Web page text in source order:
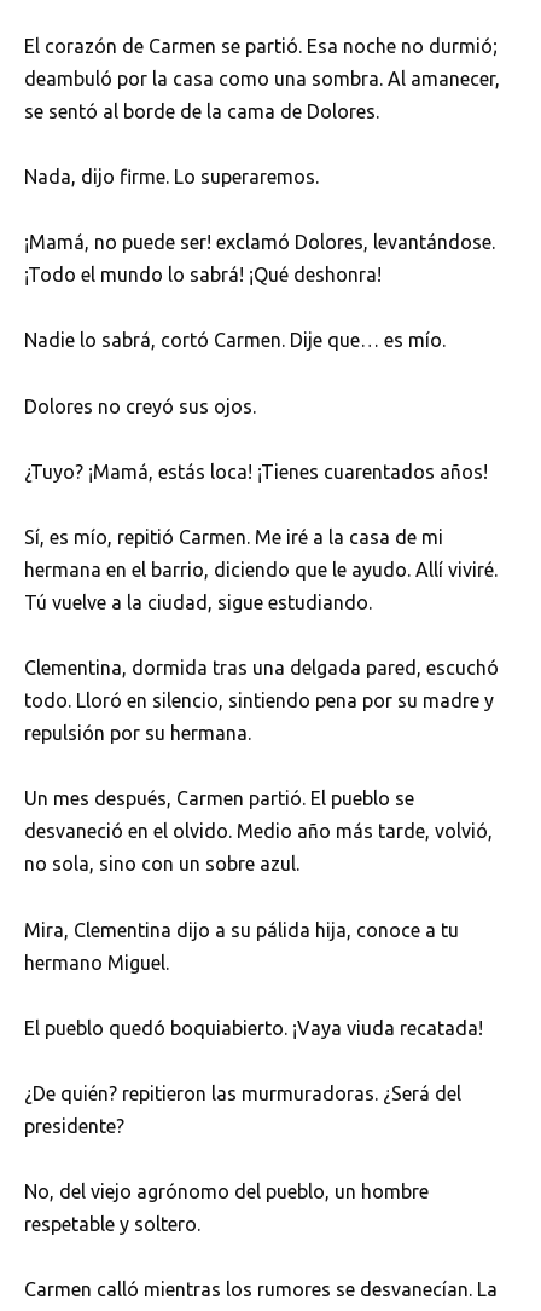
El corazón de Carmen se partió. Esa noche no durmió;
deambuló por la casa como una sombra. Al amanecer,
se sentó al borde de la cama de Dolores.
Nada, dijo firme. Lo superaremos.
¡Mamá, no puede ser! exclamó Dolores, levantándose.
¡Todo el mundo lo sabrá! ¡Qué deshonra!
Nadie lo sabrá, cortó Carmen. Dije que… es mío.
Dolores no creyó sus ojos.
¿Tuyo? ¡Mamá, estás loca! ¡Tienes cuarentados años!
Sí, es mío, repitió Carmen. Me iré a la casa de mi
hermana en el barrio, diciendo que le ayudo. Allí viviré.
Tú vuelve a la ciudad, sigue estudiando.
Clementina, dormida tras una delgada pared, escuchó
todo. Lloró en silencio, sintiendo pena por su madre y
repulsión por su hermana.
Un mes después, Carmen partió. El pueblo se
desvaneció en el olvido. Medio año más tarde, volvió,
no sola, sino con un sobre azul.
Mira, Clementina dijo a su pálida hija, conoce a tu
hermano Miguel.
El pueblo quedó boquiabierto. ¡Vaya viuda recatada!
¿De quién? repitieron las murmuradoras. ¿Será del
presidente?
No, del viejo agrónomo del pueblo, un hombre
respetable y soltero.
Carmen calló mientras los rumores se desvanecían. La